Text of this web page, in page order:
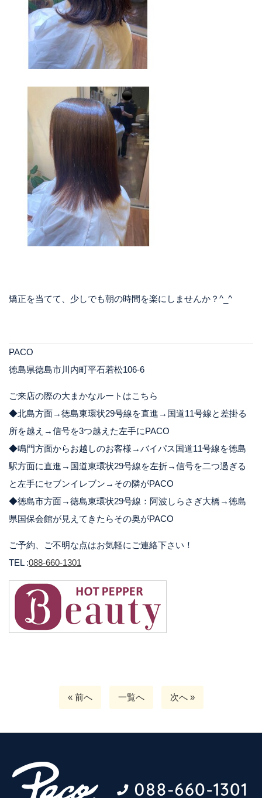
矯正を当てて、少しでも朝の時間を楽にしませんか？^_^
PACO
徳島県徳島市川内町平石若松106-6
ご来店の際の大まかなルートはこちら
◆北島方面→徳島東環状29号線を直進→国道11号線と差掛る
所を越え→信号を3つ越えた左手にPACO
◆鳴門方面からお越しのお客様→バイパス国道11号線を徳島
駅方面に直進→国道東環状29号線を左折→信号を二つ過ぎる
と左手にセブンイレブン→その隣がPACO
◆徳島市方面→徳島東環状29号線：阿波しらさぎ大橋→徳島
県国保会館が見えてきたらその奥がPACO
ご予約、ご不明な点はお気軽にご連絡下さい！
TEL :088-660-1301
« 前へ 一覧へ 次へ »